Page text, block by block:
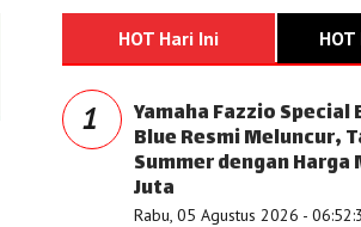
HOT Hari Ini
1 Yamaha Fazzio
Blue Resmi Meluncur,
Summer dengan Harga
Juta
Rabu, 05 Agustus 2026 -